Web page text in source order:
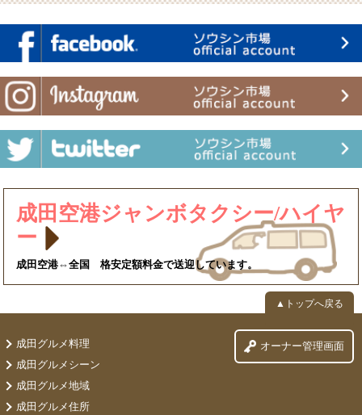
成田空港ジャンボタクシー/ハイヤ
ー
成田空港⇔全国 格安定額料金で送迎しています。
▲トップへ戻る
成田グルメ料理
成田グルメシーン
成田グルメ地域
成田グルメ住所
オーナー管理画面